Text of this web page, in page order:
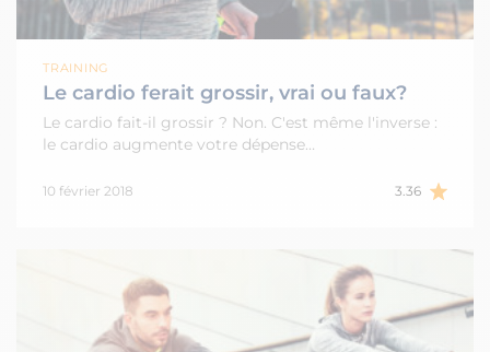
TRAINING
Le cardio ferait grossir, vrai ou faux?
Le cardio fait-il grossir ? Non. C'est même l'inverse :
le cardio augmente votre dépense…
10 février 2018 3.36